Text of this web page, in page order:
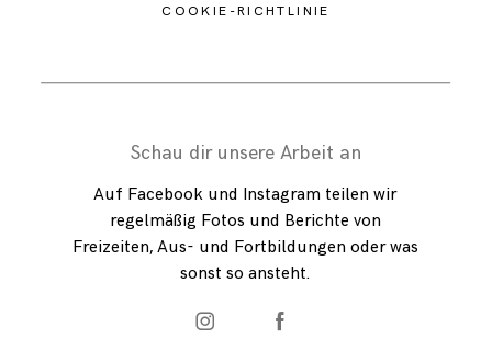
Schau dir unsere Arbeit an
Auf Facebook und Instagram teilen wir
regelmäßig Fotos und Berichte von
Freizeiten, Aus- und Fortbildungen oder was
sonst so ansteht.
COOKIE-RICHTLINIE